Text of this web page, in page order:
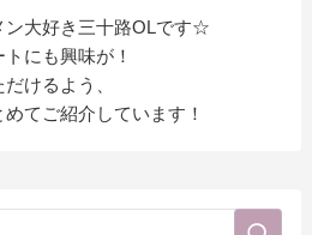
ン大好き三十路OLです☆
にも興味が！
けるよう、
てご紹介しています！